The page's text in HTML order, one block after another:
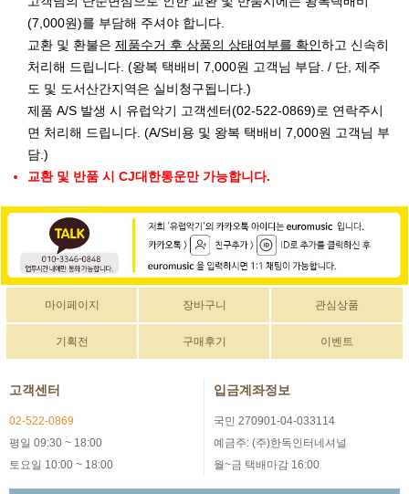
(7,000원)를 부담해 주셔야 합니다.
교환 및 환불은 제품수거 후 상품의 상태여부를 확인하고 신속히
처리해 드립니다. (왕복 택배비 7,000원 고객님 부담. / 단, 제주
도 및 도서산간지역은 실비청구됩니다.)
제품 A/S 발생 시 유럽악기 고객센터(02-522-0869)로 연락주시
면 처리해 드립니다. (A/S비용 및 왕복 택배비 7,000원 고객님 부
담.)
교환 및 반품 시 CJ대한통운만 가능합니다.
마이페이지 장바구니 관심상품
기획전 구매후기 이벤트
고객센터
02-522-0869
평일 09:30 ~ 18:00
토요일 10:00 ~ 18:00
입금계좌정보
국민 270901-04-033114
예금주: (주)한독인터네셔널
월~금 택배마감 16:00